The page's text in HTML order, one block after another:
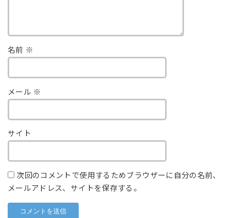
名前 ※
メール ※
サイト
次回のコメントで使用するためブラウザーに自分の名前、
メールアドレス、サイトを保存する。